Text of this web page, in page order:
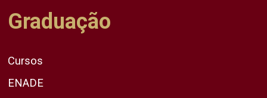
Graduação
Cursos
ENADE